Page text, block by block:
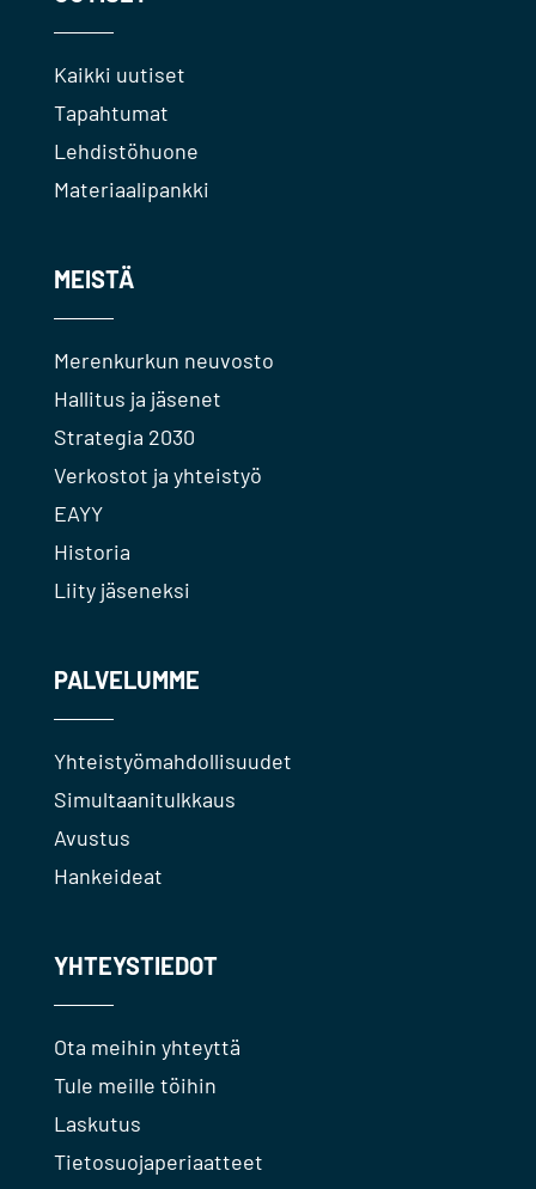
Kaikki uutiset
Tapahtumat
Lehdistöhuone
Materiaalipankki
MEISTÄ
Merenkurkun neuvosto
Hallitus ja jäsenet
Strategia 2030
Verkostot ja yhteistyö
EAYY
Historia
Liity jäseneksi
PALVELUMME
Yhteistyömahdollisuudet
Simultaanitulkkaus
Avustus
Hankeideat
YHTEYSTIEDOT
Ota meihin yhteyttä
Tule meille töihin
Laskutus
Tietosuojaperiaatteet